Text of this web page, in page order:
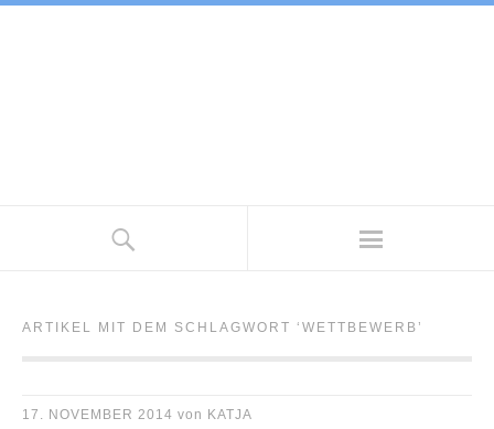
ARTIKEL MIT DEM SCHLAGWORT ‘ WETTBEWERB ’
17. NOVEMBER 2014 von KATJA